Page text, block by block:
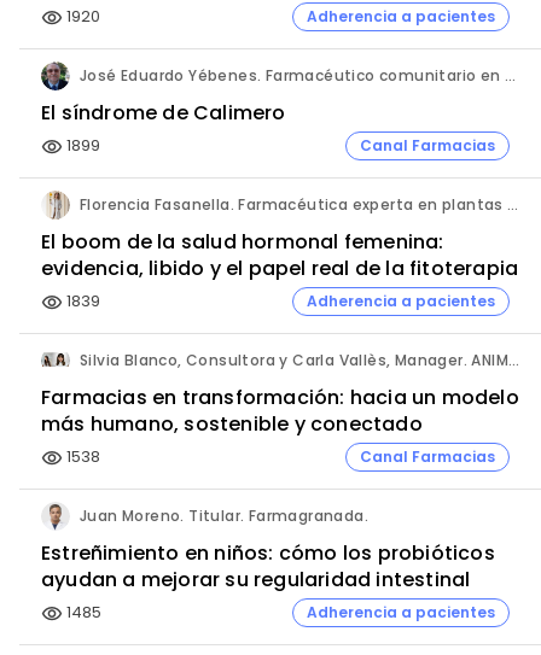
visibility 1920 Adherencia a pacientes
José Eduardo Yébenes. Farmacéutico comunitario en Mijas (Málaga).
El síndrome de Calimero
visibility 1899 Canal Farmacias
Florencia Fasanella. Farmacéutica experta en plantas medicinales.
El boom de la salud hormonal femenina:
evidencia, libido y el papel real de la fitoterapia
visibility 1839 Adherencia a pacientes
Silvia Blanco, Consultora y Carla Vallès, Manager. ANIMA.
Farmacias en transformación: hacia un modelo
más humano, sostenible y conectado
visibility 1538 Canal Farmacias
Juan Moreno. Titular. Farmagranada.
Estreñimiento en niños: cómo los probióticos
ayudan a mejorar su regularidad intestinal
visibility 1485 Adherencia a pacientes